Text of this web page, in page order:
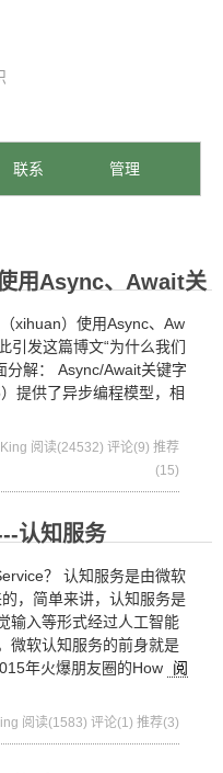
联系 管理
用Async、Await关
xihuan）使用Async、Aw
引发这篇博文“为什么我们
分解： Async/Await关键字
提供了异步编程模型，相
阅读(24532) 评论(9) 推荐
(15)
认知服务
？ 认知服务是由微软
，简单来讲，认知服务是
输入等形式经过人工智能
微软认知服务的前身就是
年火爆朋友圈的How
阅
阅读(1583) 评论(1) 推荐(3)